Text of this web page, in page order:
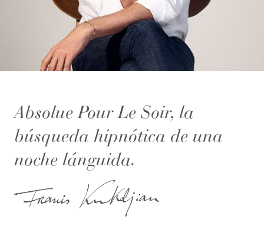
Absolue Pour Le Soir, la
búsqueda hipnótica de una
noche lánguida.